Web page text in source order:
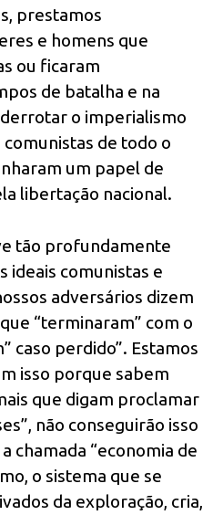
prestamos
e homens que
ou ficaram
de batalha e na
o imperialismo
de todo o
um papel de
libertação nacional.
tão profundamente
ideais comunistas e
adversários dizem
“terminaram” com o
caso perdido”. Estamos
isso porque sabem
que digam proclamar
não conseguirão isso
chamada “economia de
o sistema que se
da exploração, cria,